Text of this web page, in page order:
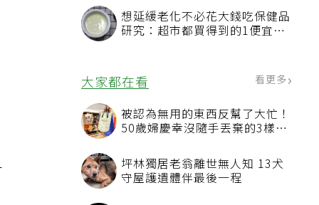
想延緩老化不必花大錢吃保健品
研究：超市都買得到的1便宜食
大家都在看
被認為無用的東西反幫了大忙！
50歲婦慶幸沒隨手丟棄的3樣物
坪林獨居老翁離世無人知 13犬
守屋護遺體伴最後一程